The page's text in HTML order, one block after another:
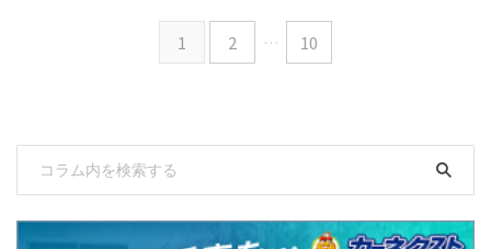
1 2 … 10